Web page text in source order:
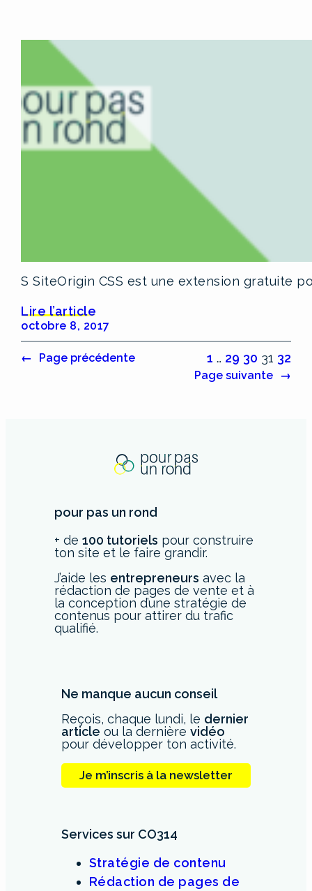
S SiteOrigin CSS est une extension gratuite
Lire l’article
octobre 8, 2017
← Page précédente 1 … 29 30 31 32
Page suivante →
pour pas un rond
+ de 100 tutoriels pour construire
ton site et le faire grandir.
J’aide les entrepreneurs avec la
rédaction de pages de vente et à
la conception d’une stratégie de
contenus pour attirer du trafic
qualifié.
Ne manque aucun conseil
Reçois, chaque lundi, le dernier
article ou la dernière vidéo
pour développer ton activité.
Je m’inscris à la newsletter
Services sur CO314
Stratégie de contenu
Rédaction de pages de